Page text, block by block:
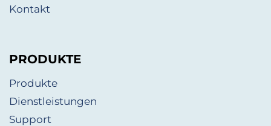
Kontakt
PRODUKTE
Produkte
Dienstleistungen
Support